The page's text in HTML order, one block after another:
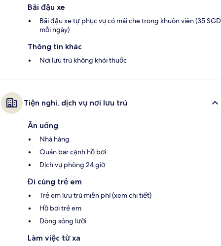
Bãi đậu xe
Bãi đậu xe tự phục vụ có mái che trong khuôn viên (35 SGD
mỗi ngày)
Thông tin khác
Nơi lưu trú không khói thuốc
Tiện nghi, dịch vụ nơi lưu trú
Ăn uống
Nhà hàng
Quán bar cạnh hồ bơi
Dịch vụ phòng 24 giờ
Đi cùng trẻ em
Trẻ em lưu trú miễn phí (xem chi tiết)
Hồ bơi trẻ em
Dòng sông lười
Làm việc từ xa